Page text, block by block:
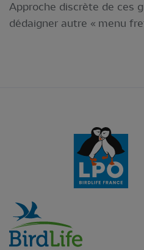
Approche discrète de ces
dédaigner autre « menu